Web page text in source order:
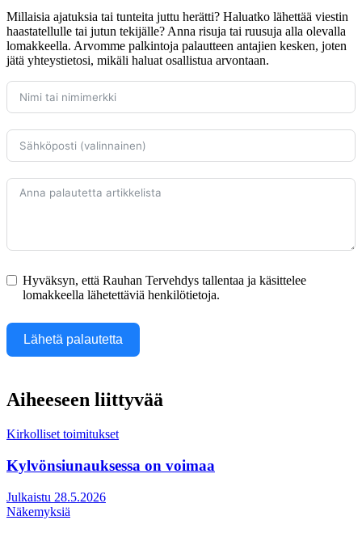
Millaisia ajatuksia tai tunteita juttu herätti? Haluatko lähettää viestin
haastatellulle tai jutun tekijälle? Anna risuja tai ruusuja alla olevalla
lomakkeella. Arvomme palkintoja palautteen antajien kesken, joten
jätä yhteystietosi, mikäli haluat osallistua arvontaan.
Hyväksyn, että Rauhan Tervehdys tallentaa ja käsittelee
lomakkeella lähetettäviä henkilötietoja.
Lähetä palautetta
Aiheeseen liittyvää
Kirkolliset toimitukset
Kylvönsiunauksessa on voimaa
Julkaistu 28.5.2026
Näkemyksiä